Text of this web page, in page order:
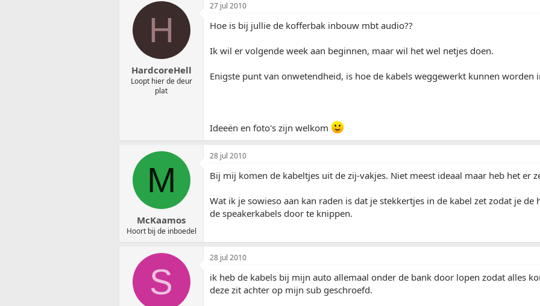
u
m
H
HardcoreHell
Loopt hier de deur
plat
27 jul 2010
Hoe is bij jullie de kofferbak inbouw mbt audio??
Ik wil er volgende week aan beginnen, maar wil het wel netjes doen.
Enigste punt van onwetendheid, is hoe de kabels weggewerkt kunnen worden
Ideeën en foto's zijn welkom
M
McKaamos
Hoort bij de inboedel
28 jul 2010
Bij mij komen de kabeltjes uit de zij-vakjes. Niet meest ideaal maar heb het er
Wat ik je sowieso aan kan raden is dat je stekkertjes in de kabel zet zodat je
de speakerkabels door te knippen.
S
28 jul 2010
ik heb de kabels bij mijn auto allemaal onder de bank door lopen zodat alles
deze zit achter op mijn sub geschroefd.